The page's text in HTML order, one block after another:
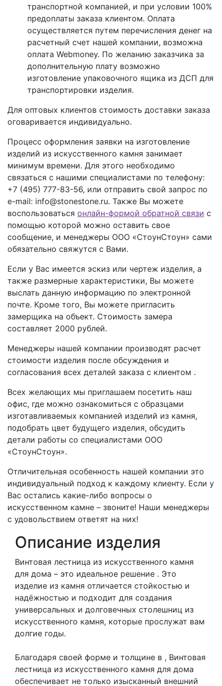
транспортной компанией, и при условии 100%
предоплаты заказа клиентом. Оплата
осуществляется путем перечисления денег на
расчетный счет нашей компании, возможна
оплата Webmoney. По желанию заказчика за
дополнительную плату возможно
изготовление упаковочного ящика из ДСП для
транспортировки изделия.
Для оптовых клиентов стоимость доставки заказа
оговаривается индивидуально.
Процесс оформления заявки на изготовление
изделий из искусственного камня занимает
минимум времени. Для этого необходимо
связаться с нашими специалистами по телефону:
+7 (495) 777-83-56, или отправить свой запрос по
e-mail: info@stonestone.ru. Также Вы можете
воспользоваться онлайн-формой обратной связи с
помощью которой можно оставить свое
сообщение, и менеджеры ООО «СтоунСтоун» сами
обязательно свяжутся с Вами.
Если у Вас имеется эскиз или чертеж изделия, а
также размерные характеристики, Вы можете
выслать данную информацию по электронной
почте. Кроме того, Вы можете пригласить
замерщика на объект. Стоимость замера
составляет 2000 рублей.
Менеджеры нашей компании производят расчет
стоимости изделия после обсуждения и
согласования всех деталей заказа с клиентом .
Всех желающих мы приглашаем посетить наш
офис, где можно ознакомиться с образцами
изготавливаемых компанией изделий из камня,
подобрать цвет будущего изделия, обсудить
детали работы со специалистами ООО
«СтоунСтоун».
Отличительная особенность нашей компании это
индивидуальный подход к каждому клиенту. Если у
Вас остались какие-либо вопросы о
искусственном камне – звоните! Наши менеджеры
с удовольствием ответят на них!
Описание изделия
Винтовая лестница из искусственного камня
для дома – это идеальное решение . Это
изделие из камня отличается стойкостью и
надёжностью и подходит для создания
универсальных и долговечных столешниц из
искусственного камня, которые прослужат вам
долгие годы.
Благодаря своей форме и толщине в , Винтовая
лестница из искусственного камня для дома
обеспечивает не только изысканный внешний